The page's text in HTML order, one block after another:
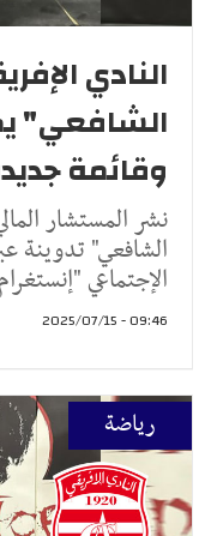
النادي
الشافعي"
وقائمة
نشر المستشار
الشافعي" تدوينة
الإجتماعي
09:46 - 2025/07/15
رياضة